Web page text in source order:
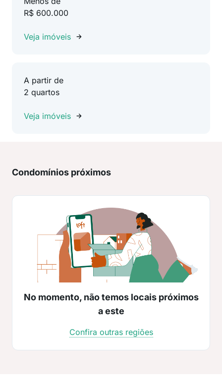
R$ 600.000
Veja imóveis
A partir de
2 quartos
Veja imóveis
Condomínios próximos
No momento, não temos locais próximos
a este
Confira outras regiões